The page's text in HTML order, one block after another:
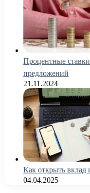
Процентные
предложений
21.11.2024
Как открыть вклад
04.04.2025